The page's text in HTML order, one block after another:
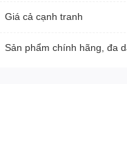
Giá cả cạnh tranh
Sản phẩm chính hãng, đa